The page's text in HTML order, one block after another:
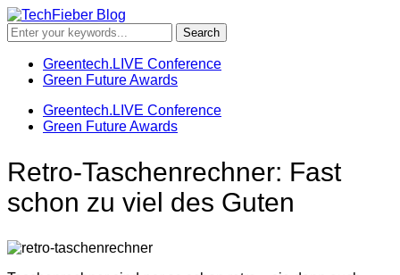
Greentech.LIVE Conference
Green Future Awards
Greentech.LIVE Conference
Green Future Awards
Retro-Taschenrechner: Fast
schon zu viel des Guten